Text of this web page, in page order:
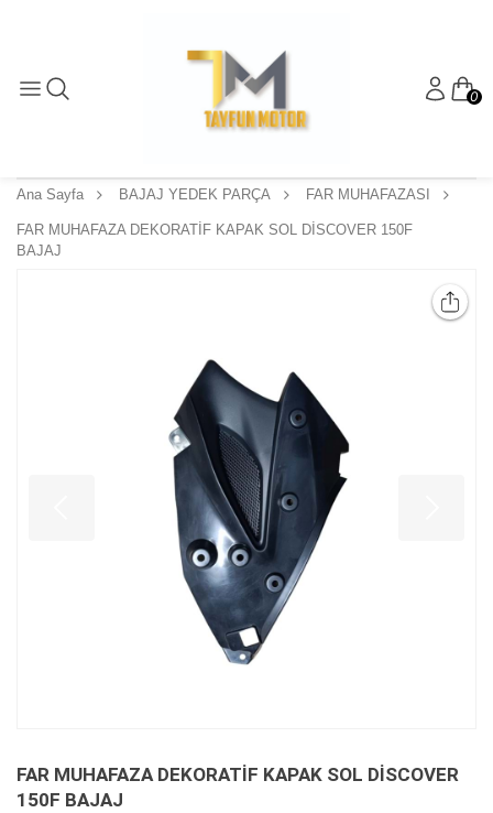
0
Ana Sayfa BAJAJ YEDEK PARÇA FAR MUHAFAZASI
FAR MUHAFAZA DEKORATİF KAPAK SOL DİSCOVER 150F
BAJAJ
FAR MUHAFAZA DEKORATİF KAPAK SOL DİSCOVER
150F BAJAJ